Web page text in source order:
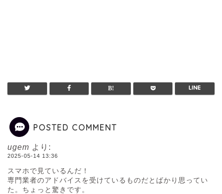
POSTED COMMENT
ugem より:
2025-05-14 13:36
スマホで見ているんだ！
専門業者のアドバイスを受けているものだとばかり思ってい
た。ちょっと驚きです。